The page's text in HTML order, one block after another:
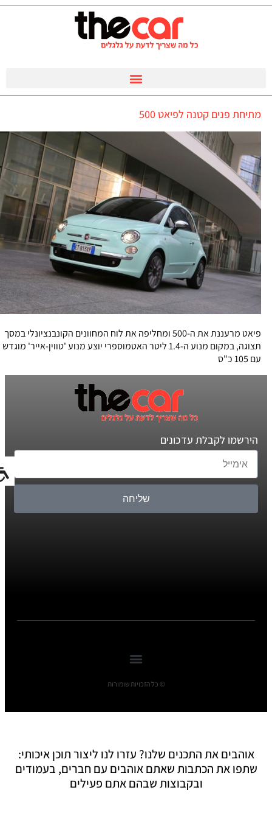
מתיחת פנים קטנה לפיאט 500
פיאט מרעננת את ה-500 ומחליפה את לוח המחוונים הקונבנציונלי במסך
תצוגה, במקום מנוע ה-1.4 ליטר האטמוספרי יוצע מנוע 'טווין-אייר' מוגדש
עם 105 כ"ס
הירשמו לקבלת עדכונים
שליחה
© כל הזכויות שומורות
אוהבים את התכנים שלנו? עזרו לנו ליצור תוכן איכותי:
שתפו את הכתבות שאתם אוהבים עם חברים, בעמודים
ובקבוצות שבהם אתם פעילים